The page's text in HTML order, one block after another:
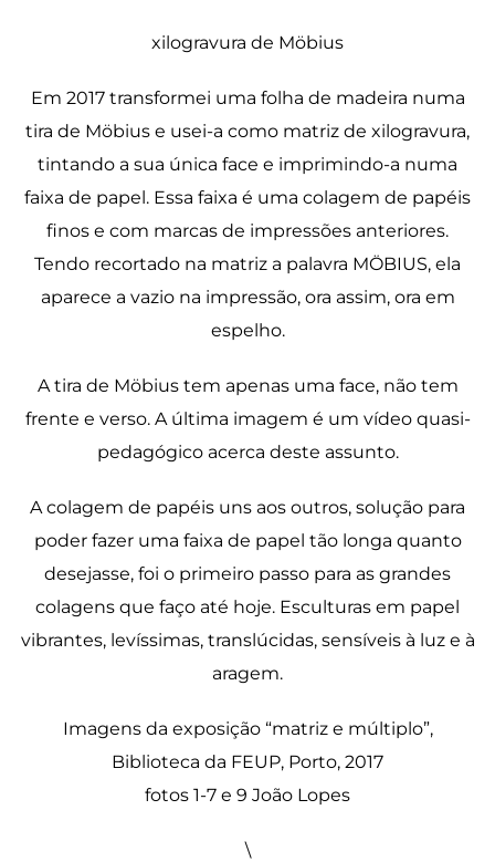
xilogravura de Möbius
Em 2017 transformei uma folha de madeira numa
tira de Möbius e usei-a como matriz de xilogravura,
tintando a sua única face e imprimindo-a numa
faixa de papel. Essa faixa é uma colagem de papéis
finos e com marcas de impressões anteriores.
Tendo recortado na matriz a palavra MÖBIUS, ela
aparece a vazio na impressão, ora assim, ora em
espelho.
A tira de Möbius tem apenas uma face, não tem
frente e verso. A última imagem é um vídeo quasi-
pedagógico acerca deste assunto.
A colagem de papéis uns aos outros, solução para
poder fazer uma faixa de papel tão longa quanto
desejasse, foi o primeiro passo para as grandes
colagens que faço até hoje. Esculturas em papel
vibrantes, levíssimas, translúcidas, sensíveis à luz e à
aragem.
Imagens da exposição “matriz e múltiplo”,
Biblioteca da FEUP, Porto, 2017
fotos 1-7 e 9 João Lopes
\